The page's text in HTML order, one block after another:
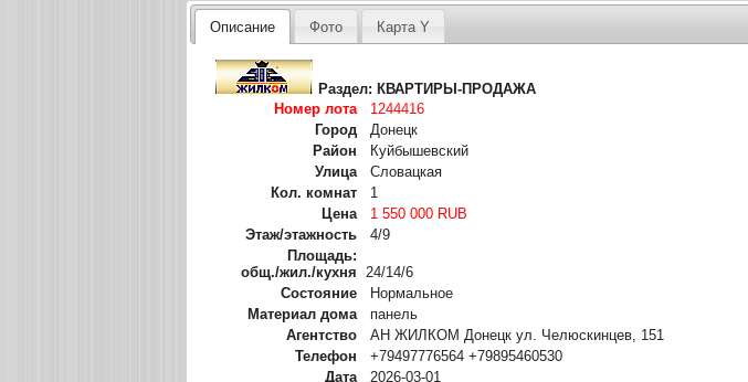
Описание Фото Карта Y
Раздел:КВАРТИРЫ-ПРОДАЖА
Номер лота
1244416
Город
Донецк
Район
Куйбышевский
Улица
Словацкая
Кол. комнат
1
Цена
1 550 000 RUB
Этаж/этажность
4/9
Площадь:
общ./жил./кухня
24/14/6
Состояние
Нормальное
Материал дома
панель
Агентство
АН ЖИЛКОМ Донецк ул. Челюскинцев, 151
Телефон
+79497776564 +79895460530
Дата
2026-03-01